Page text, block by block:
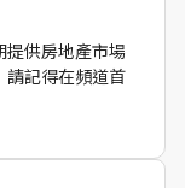
供房地產市場
請記得在頻道首